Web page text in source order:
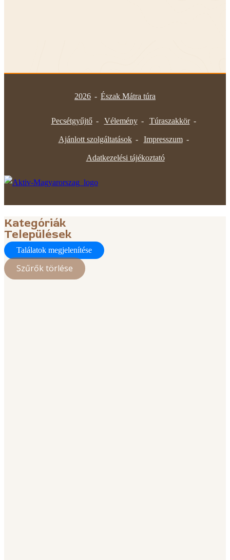
2026 - Észak Mátra túra
Pecsétgyűjtő Vélemény Túraszakkör
Ajánlott szolgáltatások Impresszum
Adatkezelési tájékoztató
Kategóriák
Települések
Találatok megjelenítése
Szűrők törlése